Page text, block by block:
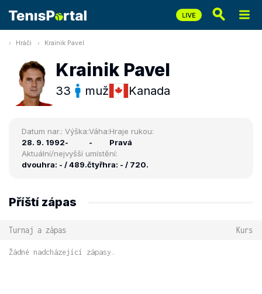
Hráči Krainik Pavel
Krainik Pavel
33 muž Kanada
Datum nar.:
28. 9. 1992
Výška:
-
Váha:
-
Hraje rukou:
Pravá
Aktuální/nejvyšší umístění:
dvouhra: - / 489.čtyřhra: - / 720.
Příští zápas
Turnaj a zápas Kurs
Žádné nadcházející zápasy.